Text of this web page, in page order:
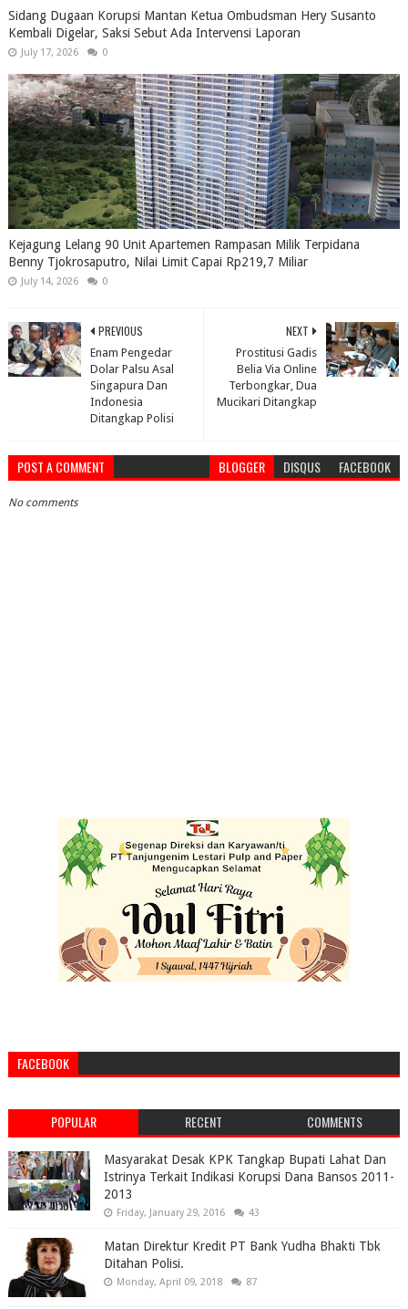
Sidang Dugaan Korupsi Mantan Ketua Ombudsman Hery Susanto
Kembali Digelar, Saksi Sebut Ada Intervensi Laporan
July 17, 2026 0
Kejagung Lelang 90 Unit Apartemen Rampasan Milik Terpidana
Benny Tjokrosaputro, Nilai Limit Capai Rp219,7 Miliar
July 14, 2026 0
NEXT
Prostitusi Gadis
Belia Via Online
Terbongkar, Dua
Mucikari Ditangkap
PREVIOUS
Enam Pengedar
Dolar Palsu Asal
Singapura Dan
Indonesia
Ditangkap Polisi
POST A COMMENT BLOGGER DISQUS FACEBOOK
No comments
FACEBOOK
POPULAR RECENT COMMENTS
Masyarakat Desak KPK Tangkap Bupati Lahat Dan
Istrinya Terkait Indikasi Korupsi Dana Bansos 2011-
2013
Friday, January 29, 2016 43
Matan Direktur Kredit PT Bank Yudha Bhakti Tbk
Ditahan Polisi.
Monday, April 09, 2018 87